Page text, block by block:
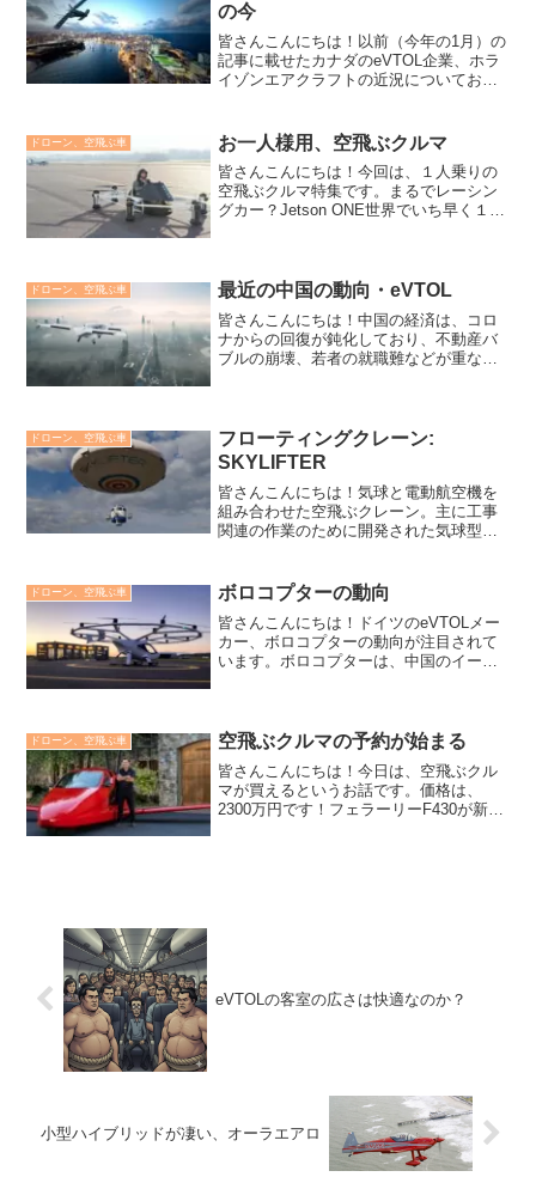
の今
皆さんこんにちは！以前（今年の1月）の
記事に載せたカナダのeVTOL企業、ホラ
イゾンエアクラフトの近況についてお伝
アクラフトの近況プロトタイプホバリン
グテストを完了今年...
ドローン、空飛ぶ車 お一人様用、空飛ぶクルマ
皆さんこんにちは！今回は、１人乗りの
空飛ぶクルマ特集です。まるでレーシン
グカー？Jetson ONE世界でいち早く１人
す。超軽...
ドローン、空飛ぶ車 最近の中国の動向・eVTOL
皆さんこんにちは！中国の経済は、コロ
ナからの回復が鈍化しており、不動産バ
ブルの崩壊、若者の就職難などが重な
中国経済の起爆剤と...
ドローン、空飛ぶ車
フローティングクレーン:
SKYLIFTER
皆さんこんにちは！気球と電動航空機を
組み合わせた空飛ぶクレーン。主に工事
関連の作業のために開発された気球型ク
フター）飛行機が飛んでいるのを見るず
っと前から、...
ドローン、空飛ぶ車 ボロコプターの動向
皆さんこんにちは！ドイツのeVTOLメー
カー、ボロコプターの動向が注目されて
います。ボロコプターは、中国のイーハ
ボ...
ドローン、空飛ぶ車 空飛ぶクルマの予約が始まる
皆さんこんにちは！今日は、空飛ぶクル
マが買えるというお話です。価格は、
2300万円です！フェラーリーF430が新車
eVTOLの客室の広さは快適なのか？
小型ハイブリッドが凄い、オーラエアロ